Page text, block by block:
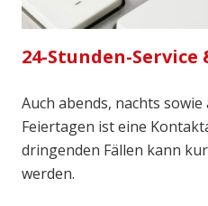
24-Stunden-
Auch abends, nachts
Feiertagen ist eine
dringenden Fällen kann
werden.